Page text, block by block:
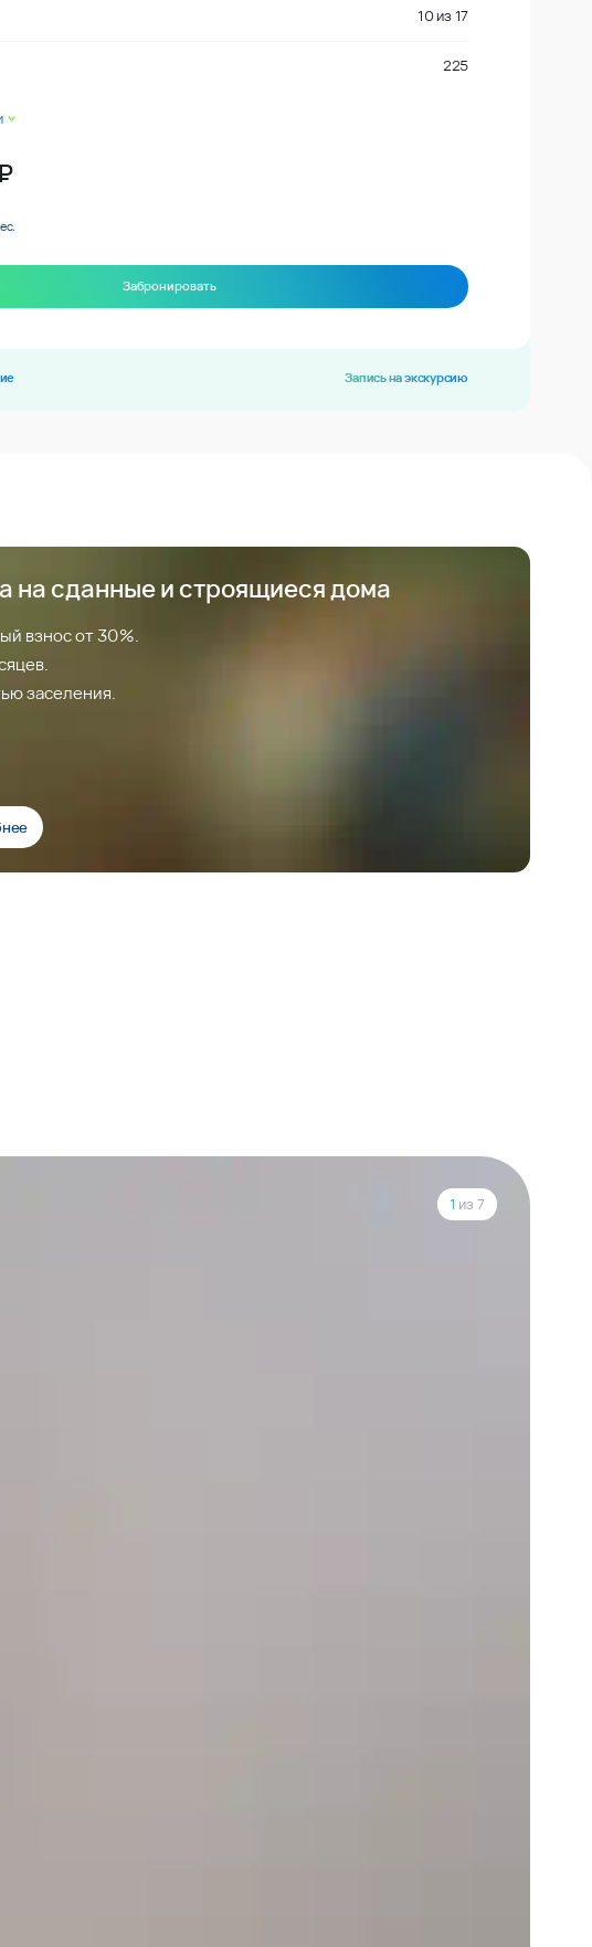
10из 17
225
Забронировать
Запись на экскурсию
на сданные и строящиеся дома
взнос от 30%.
заселения.
1 из 7